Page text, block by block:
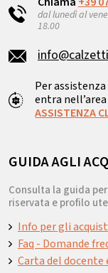
dal lunedì al
18.00
Per
entra nell’area
ASSISTENZA
GUIDA AGLI
Consulta la guida
riservata e profilo
Info per gli
Faq - Domande
Carta del docente